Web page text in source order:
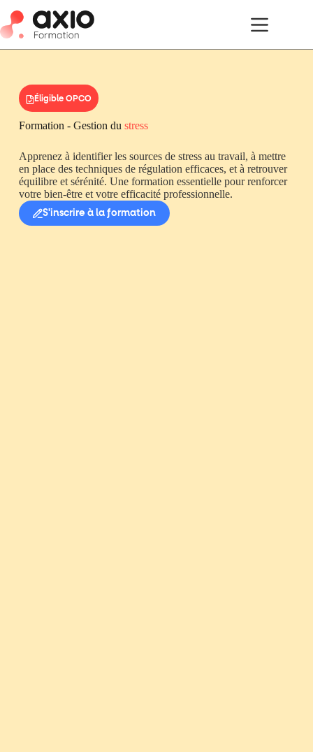
Éligible OPCO
Formation - Gestion du stress
Apprenez à identifier les sources de stress au travail, à mettre
en place des techniques de régulation efficaces, et à retrouver
équilibre et sérénité. Une formation essentielle pour renforcer
votre bien-être et votre efficacité professionnelle.
S'inscrire à la formation